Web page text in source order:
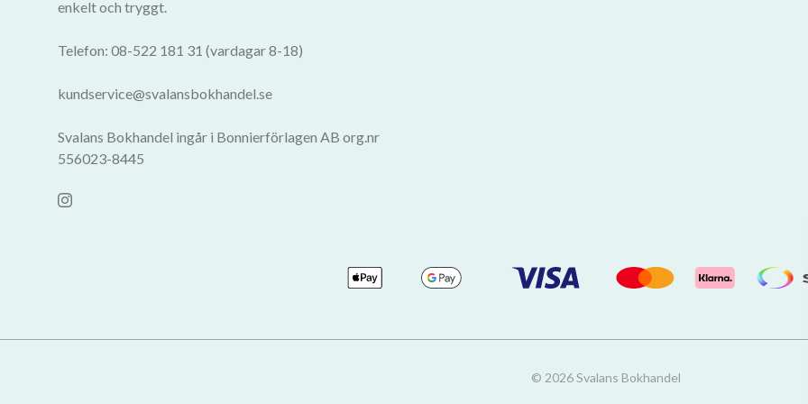
enkelt och tryggt.
Telefon: 08-522 181 31 (vardagar 8-18)
kundservice@svalansbokhandel.se
Svalans Bokhandel ingår i Bonnierförlagen AB org.nr
556023-8445
© 2026 Svalans Bokhandel